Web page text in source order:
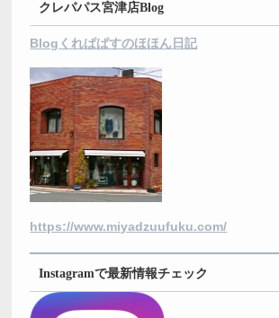
クレパパス宮津店Blog
Blogくれぱぱすのほほん日記
https://www.miyadzuufuku.com/
Instagramで最新情報チェック